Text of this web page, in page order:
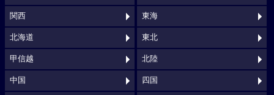
関西 東海
北海道 東北
甲信越 北陸
中国 四国